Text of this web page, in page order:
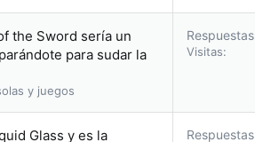
the Sword sería un
para sudar la
y juegos
Respuestas
Visitas
Glass y es la
Respuestas